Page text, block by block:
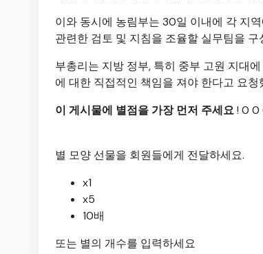
이와 동시에 농림부는 30일 이내에 각 지
관련한 검토 및 지침을 조율할 실무팀을 구
부총리는 지방 정부, 특히 중부 고원 지대
에 대한 직접적인 책임을 져야 한다고 요청
이 게시물에 별점을 가장 먼저 주세요! 0 0
별 모양 선물을 회원들에게 전달하세요.
x1
x5
10배
또는 별의 개수를 입력하세요